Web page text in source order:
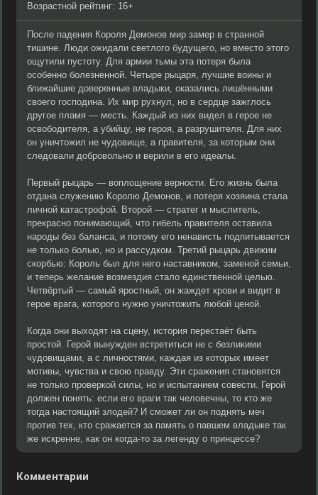
Возрастной рейтинг: 16+
После падения Короля Демонов мир замер в странной
тишине. Люди ожидали светлого будущего, но вместо этого
ощутили пустоту. Для армии тьмы эта потеря была
особенно болезненной. Четыре рыцаря, лучшие воины и
ближайшие доверенные владыки, оказались лишёнными
своего господина. Их мир рухнул, но в сердце зажглось
другое пламя — месть. Каждый из них видел в герое не
освободителя, а убийцу, не героя, а разрушителя. Для них
он уничтожил не чудовище, а правителя, за которым они
следовали добровольно и верили в его идеалы.
Первый рыцарь — воплощение верности. Его жизнь была
отдана служению Королю Демонов, и потеря хозяина стала
личной катастрофой. Второй — стратег и мыслитель,
прекрасно понимающий, что гибель правителя оставила
народы без баланса, и потому его ненависть подпитывается
не только болью, но и рассудком. Третий рыцарь движим
скорбью: Король был для него наставником, заменой семьи,
и теперь желание возмездия стало единственной целью.
Четвёртый — самый яростный, он жаждет крови и видит в
герое врага, которого нужно уничтожить любой ценой.
Когда они выходят на сцену, история перестаёт быть
простой. Герой вынужден встретиться не с безликими
чудовищами, а с личностями, каждая из которых имеет
мотивы, чувства и свою правду. Эти сражения становятся
не только проверкой силы, но и испытанием совести. Герой
должен понять: если его враги так человечны, то кто же
тогда настоящий злодей? И сможет ли он поднять меч
против тех, кто сражается за память о павшем владыке так
же искренне, как он когда-то за легенду о принцессе?
Комментарии